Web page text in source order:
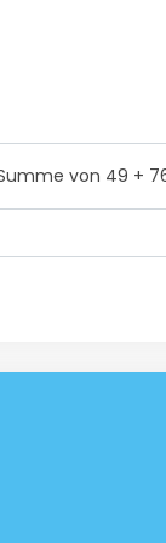
von 49 +